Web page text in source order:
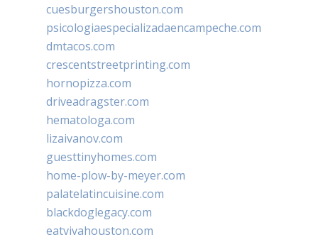
cuesburgershouston.com
psicologiaespecializadaencampeche.com
dmtacos.com
crescentstreetprinting.com
hornopizza.com
driveadragster.com
hematologa.com
lizaivanov.com
guesttinyhomes.com
home-plow-by-meyer.com
palatelatincuisine.com
blackdoglegacy.com
eatvivahouston.com